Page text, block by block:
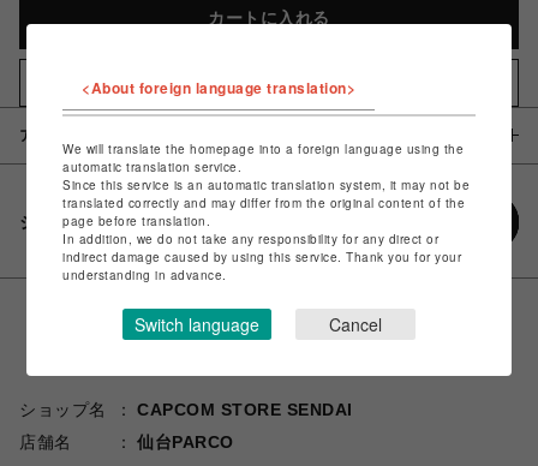
カートに入れる
お気に入りアイテムに追加
アイテム説明 / 素材
シェアする
ショップ名
CAPCOM STORE SENDAI
店舗名
仙台PARCO
<About foreign language translation>
We will translate the homepage into a foreign language using the
automatic translation service.
Since this service is an automatic translation system, it may not be
translated correctly and may differ from the original content of the
page before translation.
In addition, we do not take any responsibility for any direct or
indirect damage caused by using this service. Thank you for your
understanding in advance.
Switch language Cancel